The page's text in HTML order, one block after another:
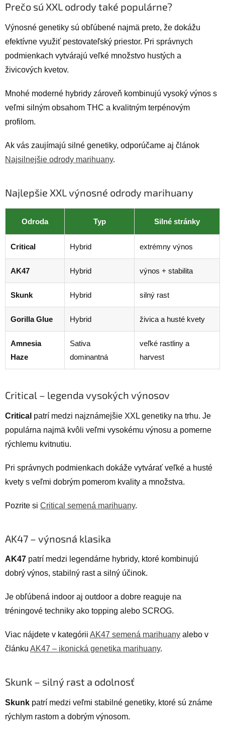
Prečo sú XXL odrody také populárne?
Výnosné genetiky sú obľúbené najmä preto, že dokážu
efektívne využiť pestovateľský priestor. Pri správnych
podmienkach vytvárajú veľké množstvo hustých a
živicových kvetov.
Mnohé moderné hybridy zároveň kombinujú vysoký výnos s
veľmi silným obsahom THC a kvalitným terpénovým
profilom.
Ak vás zaujímajú silné genetiky, odporúčame aj článok
Najsilnejšie odrody marihuany.
Najlepšie XXL výnosné odrody marihuany
Odroda Typ Silné stránky
Critical Hybrid extrémny výnos
AK47 Hybrid výnos + stabilita
Skunk Hybrid silný rast
Gorilla Glue Hybrid živica a husté kvety
Amnesia
Haze
Sativa
dominantná
veľké rastliny a
harvest
Critical – legenda vysokých výnosov
Critical patrí medzi najznámejšie XXL genetiky na trhu. Je
populárna najmä kvôli veľmi vysokému výnosu a pomerne
rýchlemu kvitnutiu.
Pri správnych podmienkach dokáže vytvárať veľké a husté
kvety s veľmi dobrým pomerom kvality a množstva.
Pozrite si Critical semená marihuany.
AK47 – výnosná klasika
AK47 patrí medzi legendárne hybridy, ktoré kombinujú
dobrý výnos, stabilný rast a silný účinok.
Je obľúbená indoor aj outdoor a dobre reaguje na
tréningové techniky ako topping alebo SCROG.
Viac nájdete v kategórii AK47 semená marihuany alebo v
článku AK47 – ikonická genetika marihuany.
Skunk – silný rast a odolnosť
Skunk patrí medzi veľmi stabilné genetiky, ktoré sú známe
rýchlym rastom a dobrým výnosom.